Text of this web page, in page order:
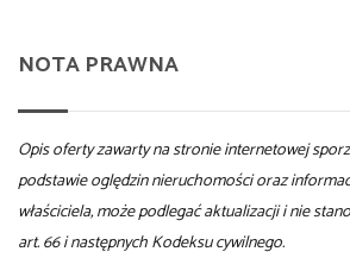
NOTA PRAWNA
Opis oferty zawarty na stronie internetowej
podstawie oględzin nieruchomości oraz
właściciela, może podlegać aktualizacji i nie
art. 66 i następnych Kodeksu cywilnego.